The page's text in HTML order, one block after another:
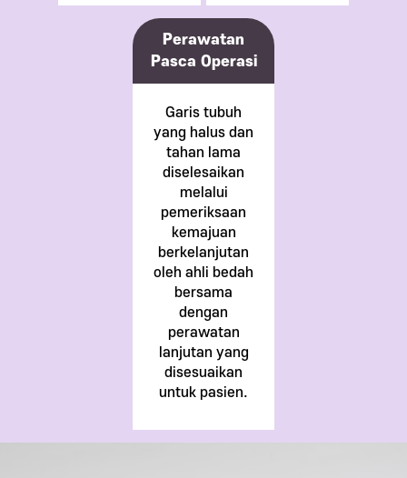
Perawatan
Pasca Operasi
Garis tubuh
yang halus dan
tahan lama
diselesaikan
melalui
pemeriksaan
kemajuan
berkelanjutan
oleh ahli bedah
bersama
dengan
perawatan
lanjutan yang
disesuaikan
untuk pasien.